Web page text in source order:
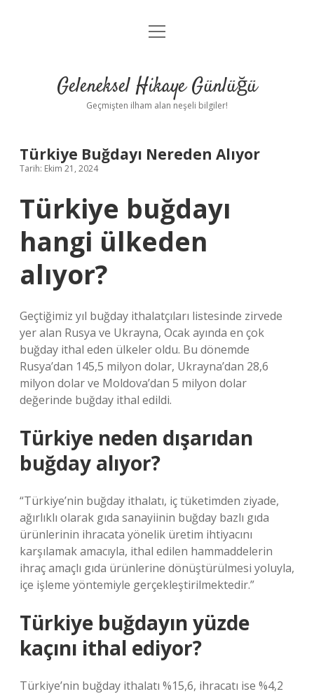
Anasayfa
Yasal Uyarı
menüyü
Geleneksel Hikaye Günlüğü
Geçmişten ilham alan neşeli bilgiler!
Türkiye Buğdayı Nereden Alıyor
Tarih: Ekim 21, 2024
Türkiye buğdayı
hangi ülkeden
alıyor?
Geçtiğimiz yıl buğday ithalatçıları listesinde zirvede
yer alan Rusya ve Ukrayna, Ocak ayında en çok
buğday ithal eden ülkeler oldu. Bu dönemde
Rusya’dan 145,5 milyon dolar, Ukrayna’dan 28,6
milyon dolar ve Moldova’dan 5 milyon dolar
değerinde buğday ithal edildi.
Türkiye neden dışarıdan
buğday alıyor?
“Türkiye’nin buğday ithalatı, iç tüketimden ziyade,
ağırlıklı olarak gıda sanayiinin buğday bazlı gıda
ürünlerinin ihracata yönelik üretim ihtiyacını
karşılamak amacıyla, ithal edilen hammaddelerin
ihraç amaçlı gıda ürünlerine dönüştürülmesi yoluyla,
içe işleme yöntemiyle gerçekleştirilmektedir.”
Türkiye buğdayın yüzde
kaçını ithal ediyor?
Türkiye’nin buğday ithalatı %15,6, ihracatı ise %4,2